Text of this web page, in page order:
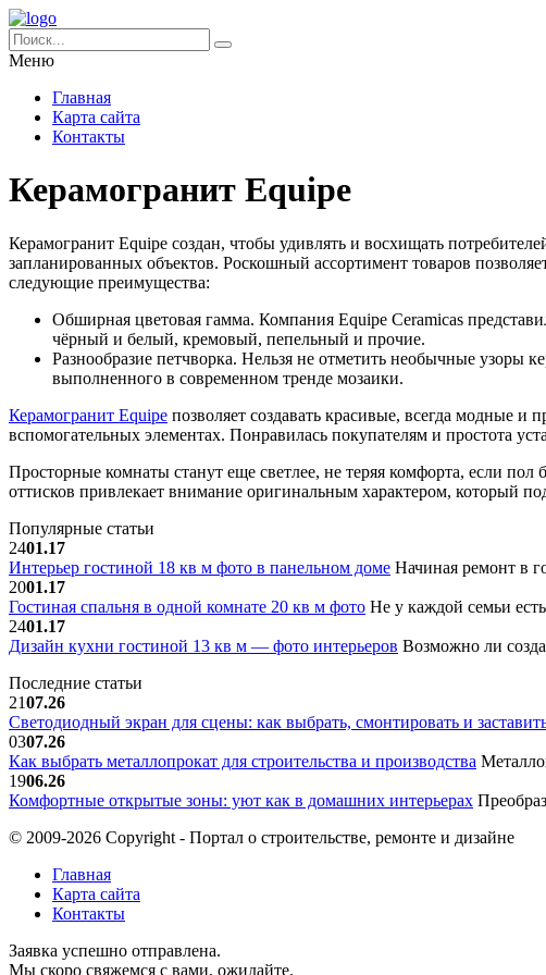
Меню
Главная
Карта сайта
Контакты
Керамогранит Equipe
Керамогранит Equipe создан, чтобы удивлять и восхищать
запланированных объектов. Роскошный ассортимент товаров
следующие преимущества:
Обширная цветовая гамма. Компания Equipe Ceramicas
чёрный и белый, кремовый, пепельный и прочие.
Разнообразие петчворка. Нельзя не отметить необычные
выполненного в современном тренде мозаики.
Керамогранит Equipe позволяет создавать красивые, всегда модные и
вспомогательных элементах. Понравилась покупателям и простота
Просторные комнаты станут еще светлее, не теряя комфорта, если
оттисков привлекает внимание оригинальным характером, который
Популярные статьи
2401.17
Интерьер гостиной 18 кв м фото в панельном доме Начиная ремонт в
2001.17
Гостиная спальня в одной комнате 20 кв м фото Не у каждой семьи
2401.17
Дизайн кухни гостиной 13 кв м — фото интерьеров Возможно ли
Последние статьи
2107.26
Светодиодный экран для сцены: как выбрать, смонтировать и
0307.26
Как выбрать металлопрокат для строительства и производства
1906.26
Комфортные открытые зоны: уют как в домашних интерьерах
© 2009-2026 Copyright - Портал о строительстве, ремонте и дизайне
Главная
Карта сайта
Контакты
Заявка успешно отправлена.
Мы скоро свяжемся с вами, ожидайте.